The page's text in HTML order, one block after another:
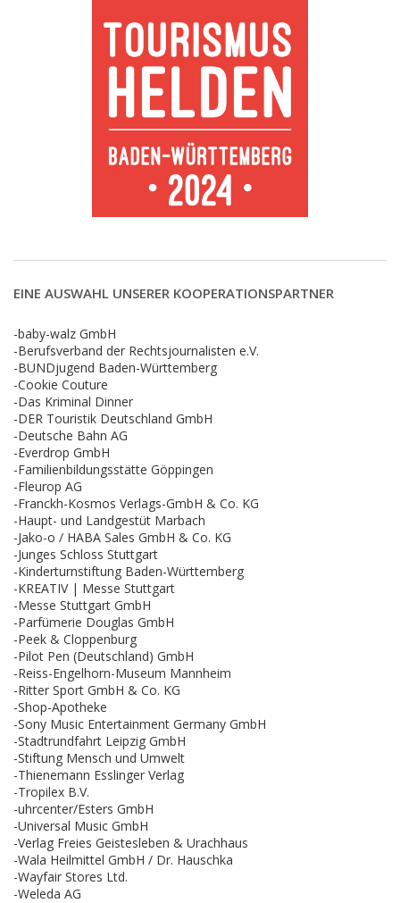
EINE AUSWAHL UNSERER KOOPERATIONSPARTNER
-baby-walz GmbH
-Berufsverband der Rechtsjournalisten e.V.
-BUNDjugend Baden-Württemberg
-Cookie Couture
-Das Kriminal Dinner
-DER Touristik Deutschland GmbH
-Deutsche Bahn AG
-Everdrop GmbH
-Familienbildungsstätte Göppingen
-Fleurop AG
-Franckh-Kosmos Verlags-GmbH & Co. KG
-Haupt- und Landgestüt Marbach
-Jako-o / HABA Sales GmbH & Co. KG
-Junges Schloss Stuttgart
-Kinderturnstiftung Baden-Württemberg
-KREATIV | Messe Stuttgart
-Messe Stuttgart GmbH
-Parfümerie Douglas GmbH
-Peek & Cloppenburg
-Pilot Pen (Deutschland) GmbH
-Reiss-Engelhorn-Museum Mannheim
-Ritter Sport GmbH & Co. KG
-Shop-Apotheke
-Sony Music Entertainment Germany GmbH
-Stadtrundfahrt Leipzig GmbH
-Stiftung Mensch und Umwelt
-Thienemann Esslinger Verlag
-Tropilex B.V.
-uhrcenter/Esters GmbH
-Universal Music GmbH
-Verlag Freies Geistesleben & Urachhaus
-Wala Heilmittel GmbH / Dr. Hauschka
-Wayfair Stores Ltd.
-Weleda AG